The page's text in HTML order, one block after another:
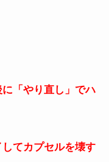
「やり直し」でハ
てカプセルを壊す